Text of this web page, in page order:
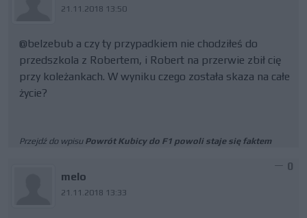
21.11.2018 13:50
@belzebub a czy ty przypadkiem nie chodziłeś do
przedszkola z Robertem, i Robert na przerwie zbił cię
przy koleżankach. W wyniku czego została skaza na całe
życie?
Przejdź do wpisu Powrót Kubicy do F1 powoli staje się faktem
melo
21.11.2018 13:33
0